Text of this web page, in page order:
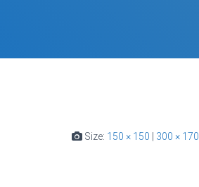
Size: 150 × 150 300 × 170